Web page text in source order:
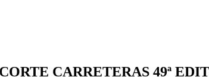
CARRETERAS 49ª